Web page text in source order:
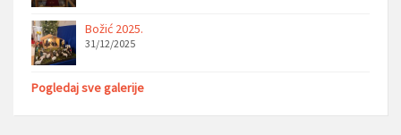
Božić 2025.
31/12/2025
Pogledaj sve galerije